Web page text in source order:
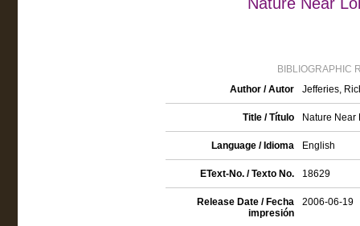
BIBLIOGRAPHIC
Author / Autor
Jefferies,
Title / Título Nature Near
Language / Idioma English
EText-No. / Texto No. 18629
Release Date / Fecha
impresión
2006-06-19